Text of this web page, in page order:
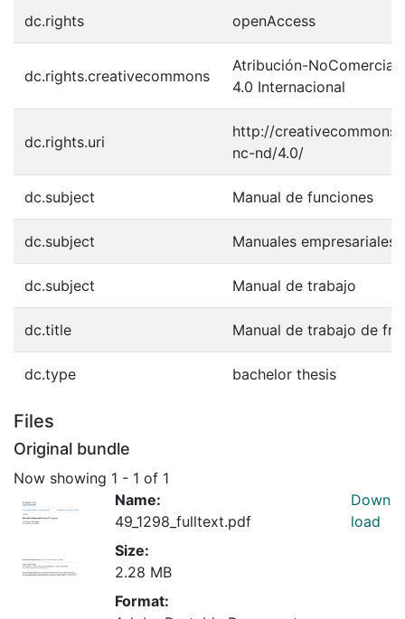
dc.rights openAccess
dc.rights.creativecommons
Atribución-
4.0 Internacional
dc.rights.uri
http://
nc-nd/4.0/
dc.subject Manual de funciones
dc.subject Manuales empresariales
dc.subject Manual de trabajo
dc.title Manual de trabajo de
dc.type bachelor thesis
Files
Original bundle
Now showing 1 - 1 of 1
Name:
49_1298_fulltext.pdf
Size:
2.28 MB
Format:
Down
load